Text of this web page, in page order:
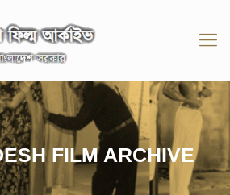
FILM ARCHIVE